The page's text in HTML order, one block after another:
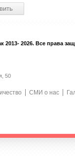
2013- 2026. Все права
50
СМИ о нас